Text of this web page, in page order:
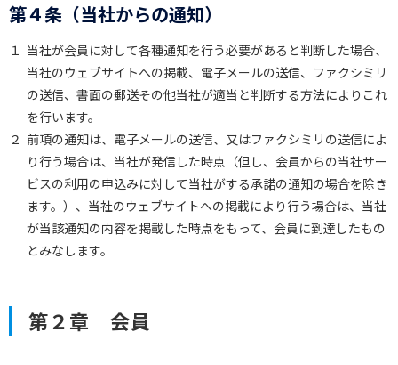
第４条（当社からの通知）
１ 当社が会員に対して各種通知を行う必要があると判断した場合、
当社のウェブサイトへの掲載、電子メールの送信、ファクシミリ
の送信、書面の郵送その他当社が適当と判断する方法によりこれ
を行います。
２ 前項の通知は、電子メールの送信、又はファクシミリの送信によ
り行う場合は、当社が発信した時点（但し、会員からの当社サー
ビスの利用の申込みに対して当社がする承諾の通知の場合を除き
ます。）、当社のウェブサイトへの掲載により行う場合は、当社
が当該通知の内容を掲載した時点をもって、会員に到達したもの
とみなします。
第２章 会員